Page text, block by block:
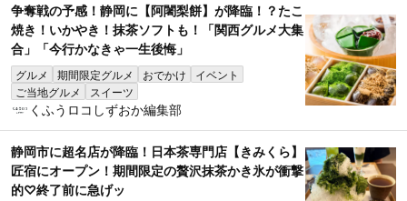
争奪戦の予感！静岡に【阿闍梨餅】が降臨！？たこ
焼き！いかやき！抹茶ソフトも！「関西グルメ大集
合」「今行かなきゃ一生後悔」
グルメ 期間限定グルメ おでかけ
イベント
ご当地グルメ
スイーツ
くふうロコしずおか編集部
静岡市に超名店が降臨！日本茶専門店【きみくら】
匠宿にオープン！期間限定の贅沢抹茶かき氷が衝撃
的♡終了前に急げッ